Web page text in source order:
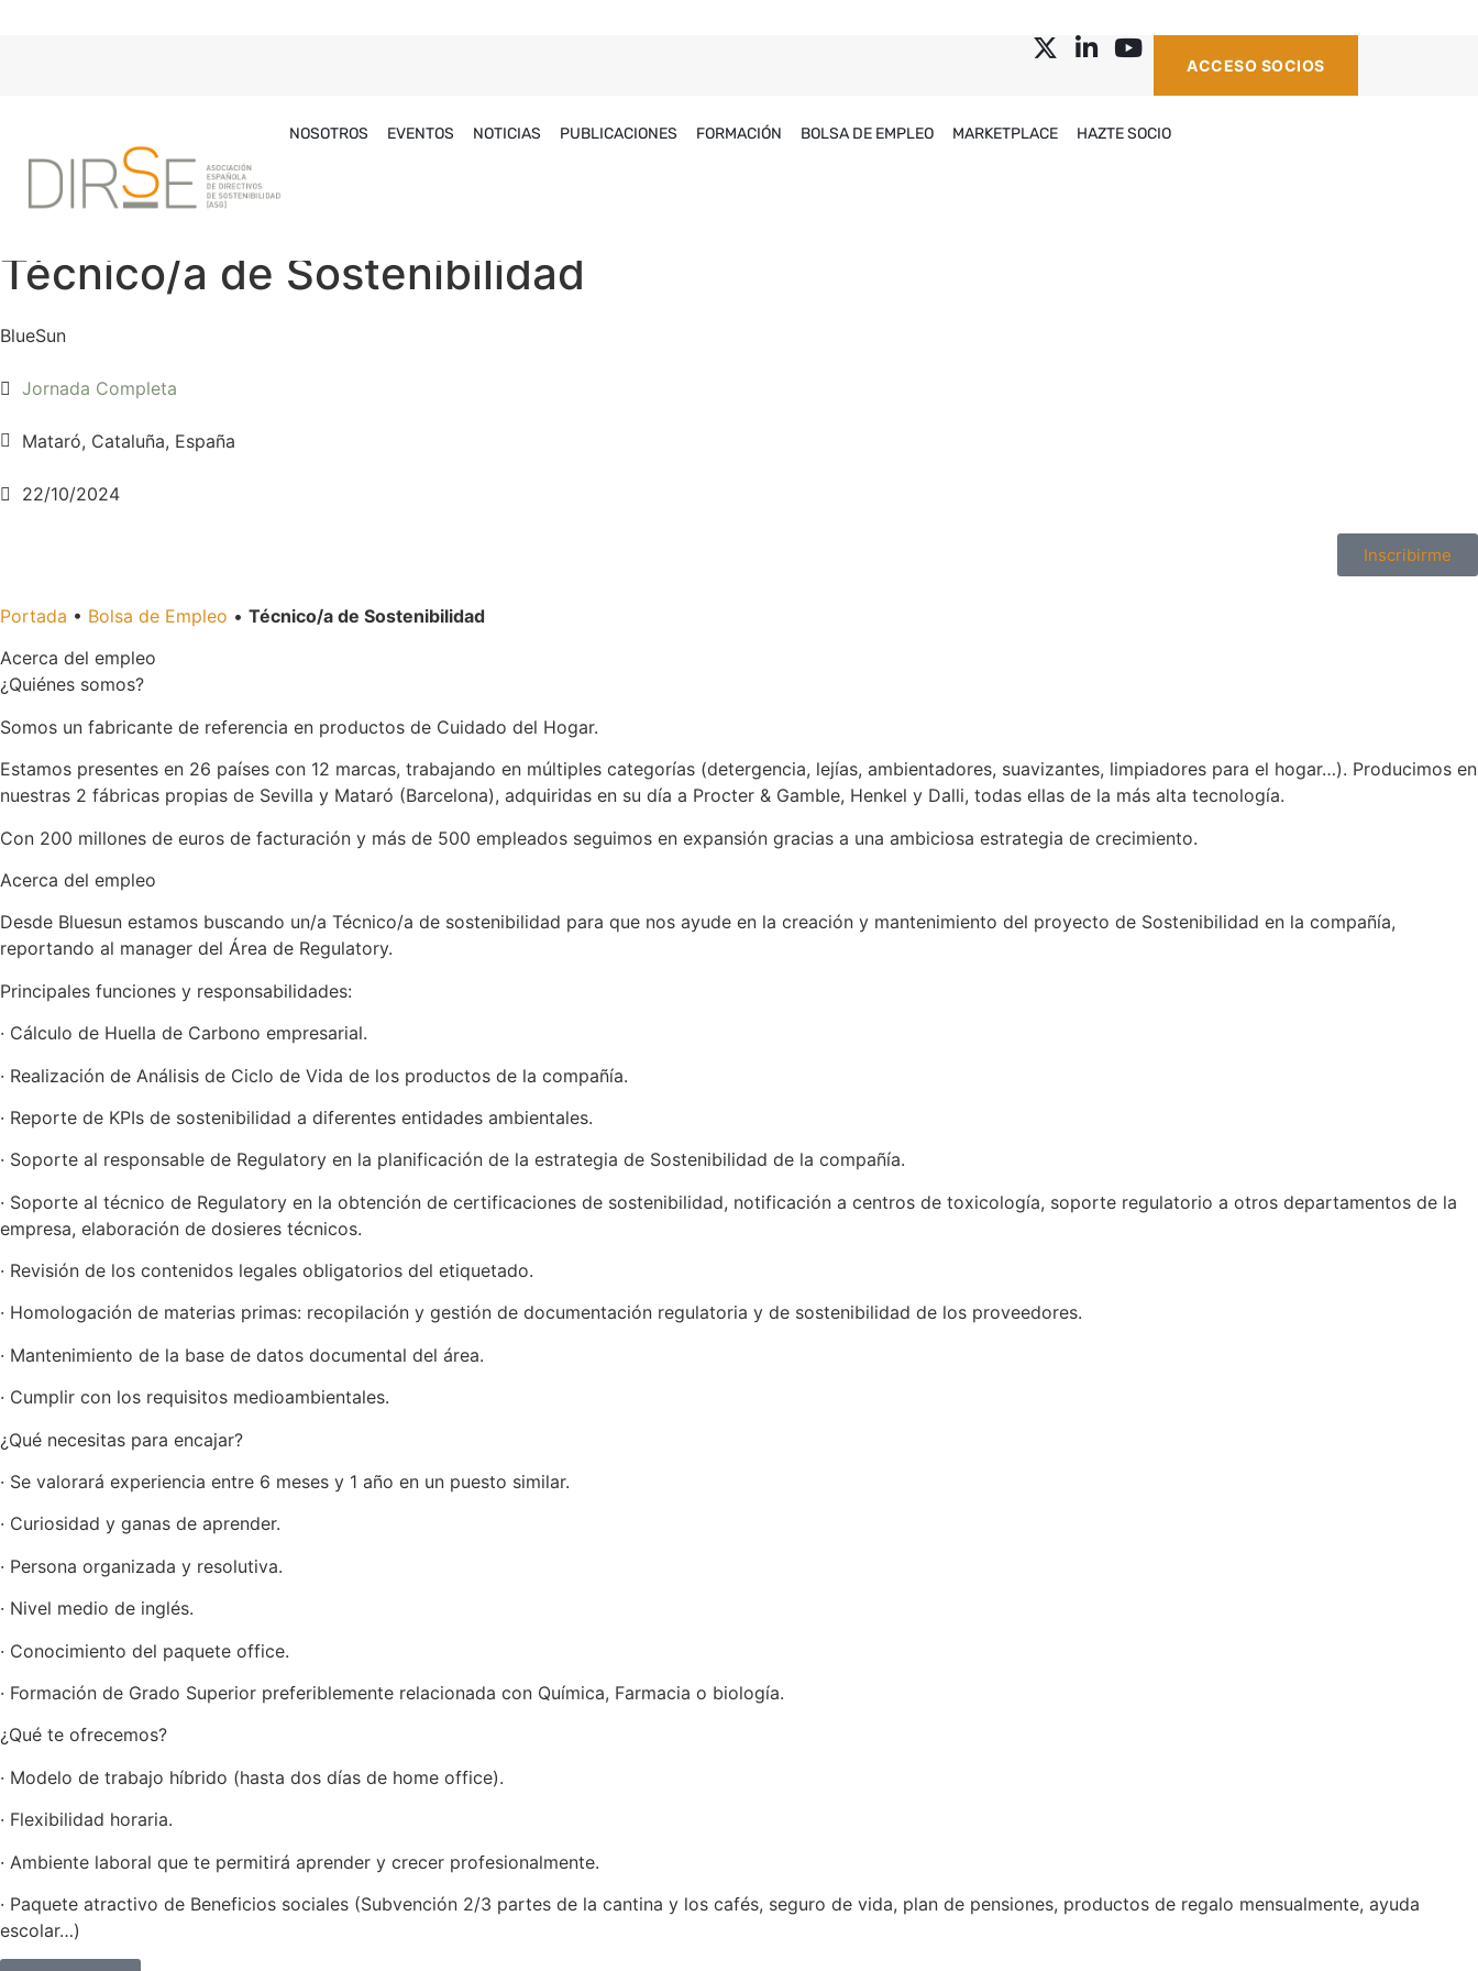
ACCESO SOCIOS
NOSOTROS EVENTOS NOTICIAS PUBLICACIONES FORMACIÓN BOLSA DE EMPLEO MARKETPLACE HAZTE SOCIO
Técnico/a de Sostenibilidad
BlueSun
Jornada Completa
Mataró, Cataluña, España
22/10/2024
Inscribirme
Portada • Bolsa de Empleo • Técnico/a de Sostenibilidad
Acerca del empleo
¿Quiénes somos?
Somos un fabricante de referencia en productos de Cuidado del Hogar.
Estamos presentes en 26 países con 12 marcas, trabajando en múltiples categorías (detergencia, lejías, ambientadores, suavizantes, limpiadores para el hogar…). Producimos en
nuestras 2 fábricas propias de Sevilla y Mataró (Barcelona), adquiridas en su día a Procter & Gamble, Henkel y Dalli, todas ellas de la más alta tecnología.
Con 200 millones de euros de facturación y más de 500 empleados seguimos en expansión gracias a una ambiciosa estrategia de crecimiento.
Acerca del empleo
Desde Bluesun estamos buscando un/a Técnico/a de sostenibilidad para que nos ayude en la creación y mantenimiento del proyecto de Sostenibilidad en la compañía,
reportando al manager del Área de Regulatory.
Principales funciones y responsabilidades:
· Cálculo de Huella de Carbono empresarial.
· Realización de Análisis de Ciclo de Vida de los productos de la compañía.
· Reporte de KPIs de sostenibilidad a diferentes entidades ambientales.
· Soporte al responsable de Regulatory en la planificación de la estrategia de Sostenibilidad de la compañía.
· Soporte al técnico de Regulatory en la obtención de certificaciones de sostenibilidad, notificación a centros de toxicología, soporte regulatorio a otros departamentos de la
empresa, elaboración de dosieres técnicos.
· Revisión de los contenidos legales obligatorios del etiquetado.
· Homologación de materias primas: recopilación y gestión de documentación regulatoria y de sostenibilidad de los proveedores.
· Mantenimiento de la base de datos documental del área.
· Cumplir con los requisitos medioambientales.
¿Qué necesitas para encajar?
· Se valorará experiencia entre 6 meses y 1 año en un puesto similar.
· Curiosidad y ganas de aprender.
· Persona organizada y resolutiva.
· Nivel medio de inglés.
· Conocimiento del paquete office.
· Formación de Grado Superior preferiblemente relacionada con Química, Farmacia o biología.
¿Qué te ofrecemos?
· Modelo de trabajo híbrido (hasta dos días de home office).
· Flexibilidad horaria.
· Ambiente laboral que te permitirá aprender y crecer profesionalmente.
· Paquete atractivo de Beneficios sociales (Subvención 2/3 partes de la cantina y los cafés, seguro de vida, plan de pensiones, productos de regalo mensualmente, ayuda
escolar…)